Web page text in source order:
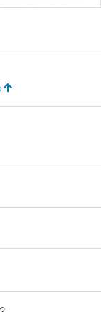
ており、管理状
が経過する中で
求められます。
間と言えるでし